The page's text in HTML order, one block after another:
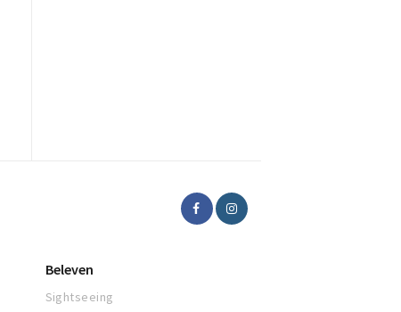
Beleven
Sightseeing